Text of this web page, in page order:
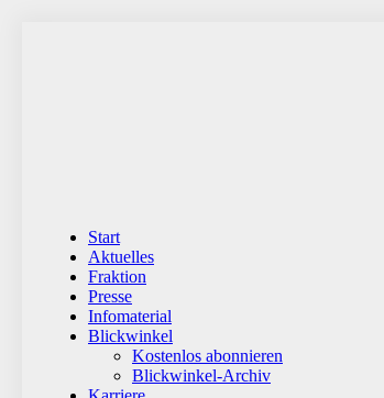
Start
Aktuelles
Fraktion
Presse
Infomaterial
Blickwinkel
Kostenlos abonnieren
Blickwinkel-Archiv